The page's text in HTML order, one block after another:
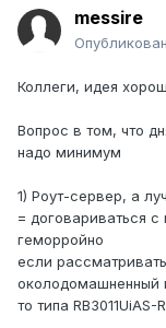
messire
Коллеги, идея
Вопрос в том, что
надо минимум
1) Роут-сервер, а
= договариваться
геморройно
если
околодомашненный
то типа